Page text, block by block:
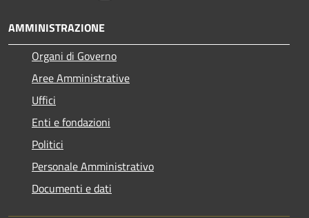
AMMINISTRAZIONE
Organi di Governo
Aree Amministrative
Uffici
Enti e fondazioni
Politici
Personale Amministrativo
Documenti e dati